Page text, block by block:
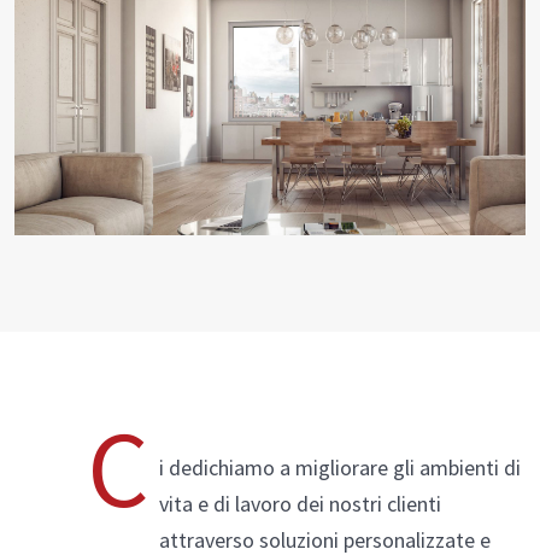
PVC
PVC/Alluminio
Seaside
Vetreria
SCOPRIENERGY 1.0
C i dedichiamo a migliorare gli ambienti di
vita e di lavoro dei nostri clienti
attraverso soluzioni personalizzate e